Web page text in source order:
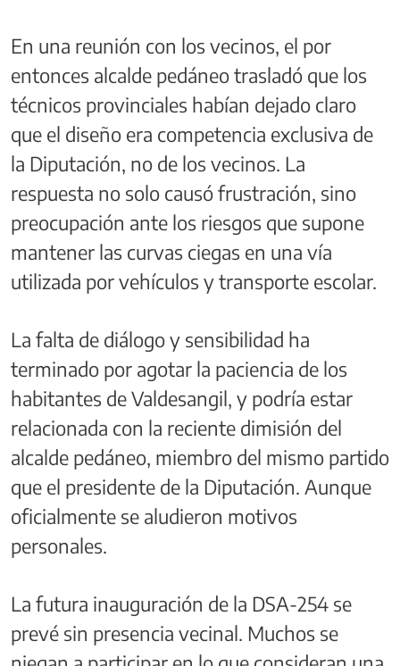
En una reunión con los vecinos, el por
entonces alcalde pedáneo trasladó que los
técnicos provinciales habían dejado claro
que el diseño era competencia exclusiva de
la Diputación, no de los vecinos. La
respuesta no solo causó frustración, sino
preocupación ante los riesgos que supone
mantener las curvas ciegas en una vía
utilizada por vehículos y transporte escolar.
La falta de diálogo y sensibilidad ha
terminado por agotar la paciencia de los
habitantes de Valdesangil, y podría estar
relacionada con la reciente dimisión del
alcalde pedáneo, miembro del mismo partido
que el presidente de la Diputación. Aunque
oficialmente se aludieron motivos
personales.
La futura inauguración de la DSA-254 se
prevé sin presencia vecinal. Muchos se